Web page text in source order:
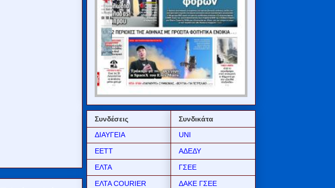
Συνδέσεις
ΔΙΑΥΓΕΙΑ
ΕΕΤΤ
ΕΛΤΑ
ΕΛΤΑ COURIER
Συνδικάτα
UNI
ΑΔΕΔΥ
ΓΣΕΕ
ΔΑΚΕ ΓΣΕΕ